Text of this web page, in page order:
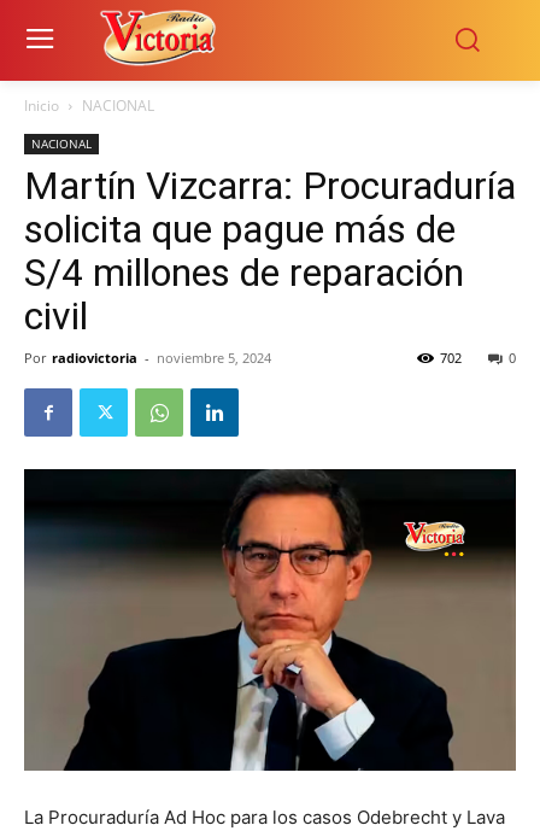
Inicio NACIONAL
NACIONAL
Martín Vizcarra: Procuraduría
solicita que pague más de
S/4 millones de reparación
civil
Por radiovictoria - noviembre 5, 2024 0
702
La Procuraduría Ad Hoc para los casos Odebrecht y Lava